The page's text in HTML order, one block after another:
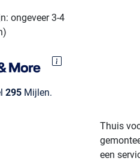
ongeveer 3-4
295Mijlen.
Thuis
een